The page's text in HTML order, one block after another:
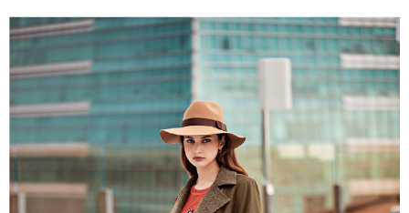
消。如遇「轉專審核」未通過狀況，表示未達大哥付你分期系統評分，恕無
法說明評估內容。
【繳款方式說明】
1.分期款項不併入電信帳單，「大哥付你分期」於每月結算日後寄送繳費提
2.透過簡訊連結打開帳單後，可選擇「超商條碼／台灣大直營門市／銀行轉
帳／街口支付／iPASS MONEY」等通路繳費。
【注意事項】
1.本服務係由「台灣大哥大股份有限公司」（以下簡稱本公司）所提供，讓
用戶於交易時，得透過本服務購買商品或服務，並由商店將買賣／分期付款
買賣價金債權讓與本公司後，依約使用本公司帳單繳交帳款。
１．簡單：不需註冊會員、不需綁卡、不需儲值。
２．便利：只要手機號碼，簡訊認證，即可結帳。
３．安心：先確認商品／服務後，再付款。
【「AFTEE先享後付」結帳流程】
１．於結帳方式選擇「AFTEE先享後付」後，將跳轉至「AFTEE先享後付」
結帳頁面，進行簡訊認證並確認金額後，即可完成結帳。
２．訂單成立數日內，您將收到繳費通知簡訊。
３．收到繳費通知簡訊後14天內，點擊此簡訊中的連結，可透過四大超商／
ATM／網路銀行／等多元方式進行付款，方視為交易完成。
※ 請注意：結帳手續完成當下不需立刻繳費，但若您需要取消訂單，請聯絡
購買商品的店家。未經商家同意取消之訂單仍視為有效，需透過AFTEE先享
全家取貨付款
每筆NT$120，滿NT$2,500(含以上)免運費
付款後全家取貨
每筆NT$120，滿NT$2,500(含以上)免運費
萊爾富取貨付款
每筆NT$120，滿NT$2,500(含以上)免運費
付款後萊爾富取貨